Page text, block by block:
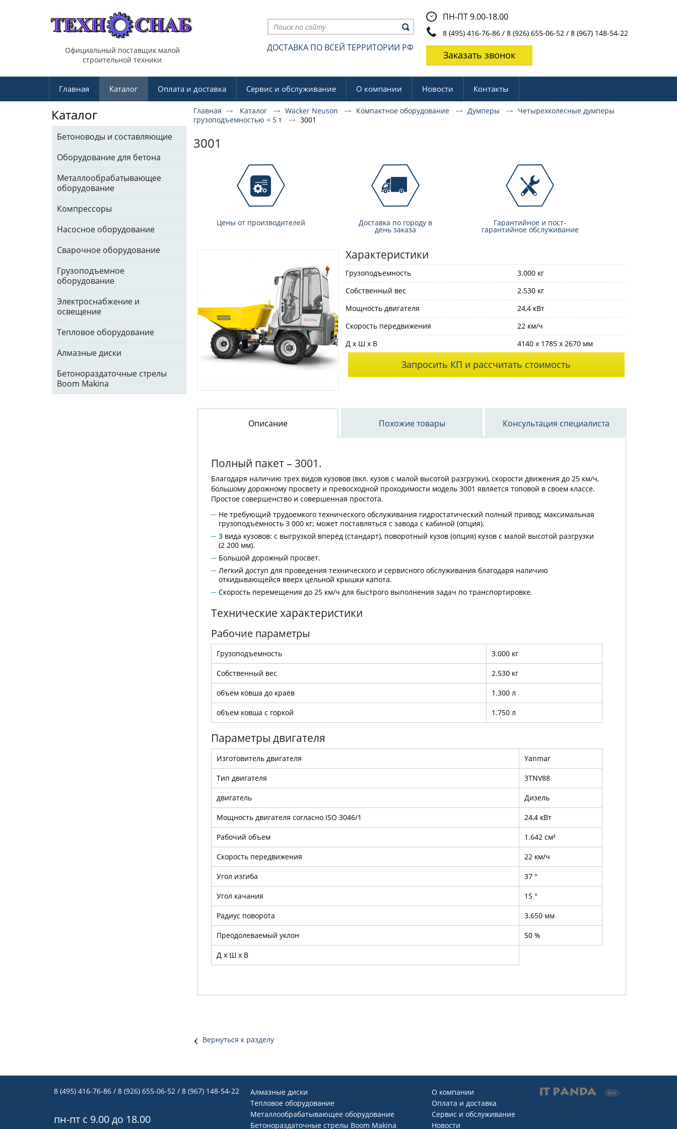
ПН-ПТ 9.00-18.00
8 (495) 416-76-86 / 8 (926) 655-06-52 / 8 (967) 148-54-22
Заказать звонок
Официальный поставщик малой
строительной техники
ДОСТАВКА ПО ВСЕЙ ТЕРРИТОРИИ РФ
Главная Каталог Оплата и доставка Сервис и обслуживание О компании Новости Контакты
Каталог
Бетоноводы и составляющие
Оборудование для бетона
Металлообрабатывающее
оборудование
Компрессоры
Насосное оборудование
Сварочное оборудование
Грузоподъемное
оборудование
Электроснабжение и
освещение
Тепловое оборудование
Алмазные диски
Бетонораздаточные стрелы
Boom Makina
Главная Каталог Wacker Neuson Компактное оборудование Думперы
Четырехколесные думперы
грузоподъемностью < 5 т
3001
3001
Цены от производителей Доставка по городу в
день заказа
Гарантийное и пост-
гарантийное обслуживание
Характеристики
Грузоподъемность
3.000 кг
Собственный вес
2.530 кг
Мощность двигателя
24,4 кВт
Скорость передвижения
22 км/ч
Д x Ш x В
4140 x 1785 x 2670 мм
Запросить КП и рассчитать стоимость
Описание Похожие товары Консультация специалиста
Полный пакет – 3001.
Благодаря наличию трех видов кузовов (вкл. кузов с малой высотой разгрузки), скорости движения до 25 км/ч,
большому дорожному просвету и превосходной проходимости модель 3001 является топовой в своем классе.
Простое совершенство и совершенная простота.
Не требующий трудоемкого технического обслуживания гидростатический полный привод; максимальная
грузоподъёмность 3 000 кг; может поставляться с завода с кабиной (опция).
3 вида кузовов: с выгрузкой вперёд (стандарт), поворотный кузов (опция) кузов с малой высотой разгрузки
(2 200 мм).
Большой дорожный просвет.
Легкий доступ для проведения технического и сервисного обслуживания благодаря наличию
откидывающейся вверх цельной крышки капота.
Скорость перемещения до 25 км/ч для быстрого выполнения задач по транспортировке.
Технические характеристики
Рабочие параметры
Грузоподъемность 3.000 кг
Собственный вес 2.530 кг
объем ковша до краёв 1.300 л
объем ковша с горкой 1.750 л
Параметры двигателя
Изготовитель двигателя Yanmar
Тип двигателя 3TNV88
двигатель Дизель
Мощность двигателя согласно ISO 3046/1 24,4 кВт
Рабочий объем 1.642 см³
Скорость передвижения 22 км/ч
Угол изгиба 37 °
Угол качания 15 °
Радиус поворота 3.650 мм
Преодолеваемый уклон 50 %
Д x Ш x В
‹ Вернуться к разделу
8 (495) 416-76-86 / 8 (926) 655-06-52 / 8 (967) 148-54-22
пн-пт с 9.00 до 18.00
Алмазные диски
Тепловое оборудование
Металлообрабатывающее оборудование
Бетонораздаточные стрелы Boom Makina
О компании
Оплата и доставка
Сервис и обслуживание
Новости